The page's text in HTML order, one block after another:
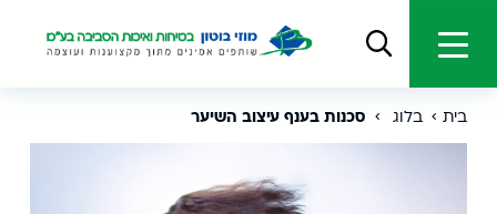
בית בלוג סכנות בענף עיצוב השיער